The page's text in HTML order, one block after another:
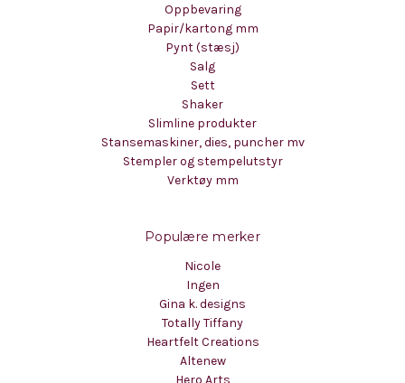
Oppbevaring
Papir/kartong mm
Pynt (stæsj)
Salg
Sett
Shaker
Slimline produkter
Stansemaskiner, dies, puncher mv
Stempler og stempelutstyr
Verktøy mm
Populære merker
Nicole
Ingen
Gina k. designs
Totally Tiffany
Heartfelt Creations
Altenew
Hero Arts